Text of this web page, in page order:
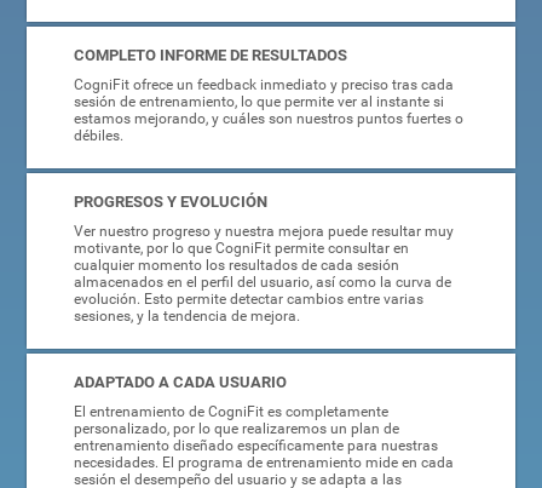
COMPLETO INFORME DE RESULTADOS
CogniFit ofrece un feedback inmediato y preciso tras cada
sesión de entrenamiento, lo que permite ver al instante si
estamos mejorando, y cuáles son nuestros puntos fuertes o
débiles.
PROGRESOS Y EVOLUCIÓN
Ver nuestro progreso y nuestra mejora puede resultar muy
motivante, por lo que CogniFit permite consultar en
cualquier momento los resultados de cada sesión
almacenados en el perfil del usuario, así como la curva de
evolución. Esto permite detectar cambios entre varias
sesiones, y la tendencia de mejora.
ADAPTADO A CADA USUARIO
El entrenamiento de CogniFit es completamente
personalizado, por lo que realizaremos un plan de
entrenamiento diseñado específicamente para nuestras
necesidades. El programa de entrenamiento mide en cada
sesión el desempeño del usuario y se adapta a las